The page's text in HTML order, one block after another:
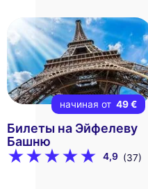
начиная от 49 €
Билеты на Эйфелеву
Башню
4,9 (37)